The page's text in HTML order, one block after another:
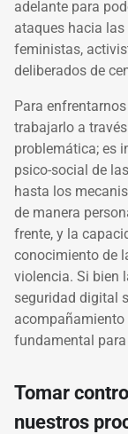
adelante para
ataques hacia
feministas,
deliberados de
Para
trabajarlo a
problemática; es
psico-social de
hasta los
de manera
frente, y la
conocimiento de
violencia. Si bien
seguridad digital
fundamental
Tomar
nuestros